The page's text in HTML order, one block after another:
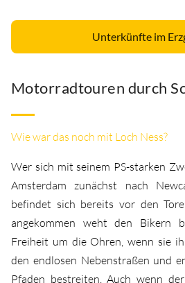
Unterkünfte im
Motorradtouren durch
Wie war das noch mit Loch Ness?
Wer sich mit seinem PS-starken
Amsterdam zunächst nach
befindet sich bereits vor den
angekommen weht den Bikern
Freiheit um die Ohren, wenn sie
den endlosen Nebenstraßen und
Pfaden bestreiten. Auch wenn